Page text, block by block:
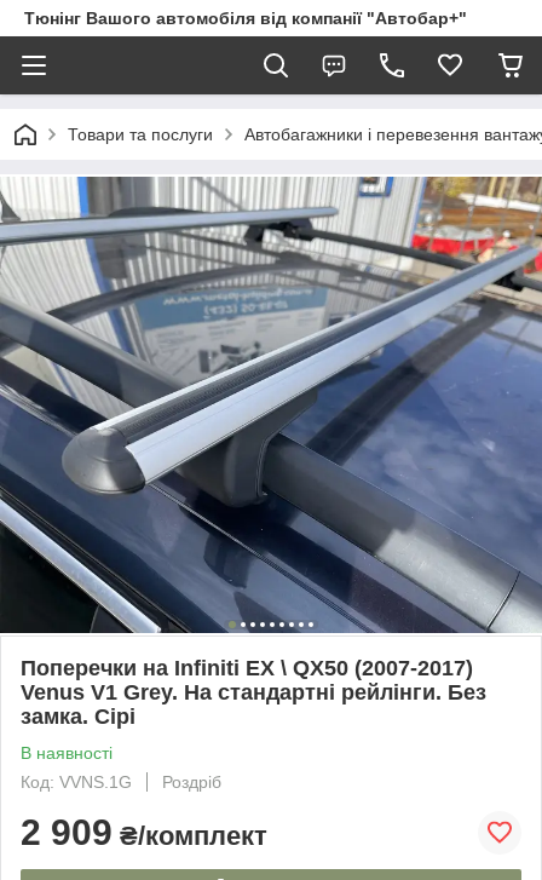
Тюнінг Вашого автомобіля від компанії "Автобар+"
Товари та послуги Автобагажники і перевезення
Поперечки на Infiniti EX \ QX50 (2007-2017)
Venus V1 Grey. На стандартні рейлінги. Без
замка. Сірі
В наявності
Код: VVNS.1G
Роздріб
2 909 ₴/комплект